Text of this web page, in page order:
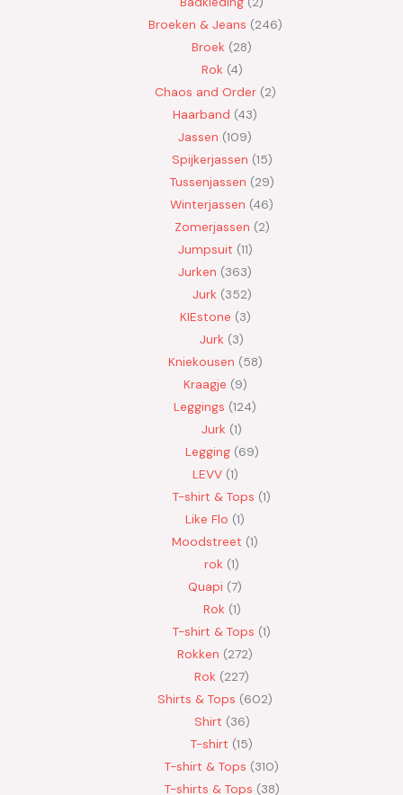
Broeken & Jeans 246
Broek 28
Rok 4
Chaos and Order 2
Haarband 43
Jassen 109
Spijkerjassen 15
Tussenjassen 29
Winterjassen 46
Zomerjassen 2
Jumpsuit 11
Jurken 363
Jurk 352
KIEstone 3
Jurk 3
Kniekousen 58
Kraagje 9
Leggings 124
Jurk 1
Legging 69
LEVV 1
T-shirt & Tops 1
Like Flo 1
Moodstreet 1
rok 1
Quapi 7
Rok 1
T-shirt & Tops 1
Rokken 272
Rok 227
Shirts & Tops 602
Shirt 36
T-shirt 15
T-shirt & Tops 310
T-shirts & Tops 38